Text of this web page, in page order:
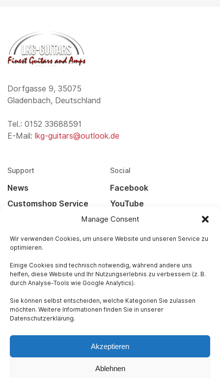
Manage Consent
Wir verwenden Cookies, um unsere Website und unseren Service zu
optimieren.
Einige Cookies sind technisch notwendig, während andere uns
helfen, diese Website und Ihr Nutzungserlebnis zu verbessern (z. B.
durch Analyse-Tools wie Google Analytics).
Sie können selbst entscheiden, welche Kategorien Sie zulassen
möchten. Weitere Informationen finden Sie in unserer
Datenschutzerklärung.
Akzeptieren
Ablehnen
Dorfgasse 9, 35075
Gladenbach, Deutschland
Tel.: 0152 33688591
E-Mail: lkg-guitars@outlook.de
Support
News
Customshop Service
Widerrufsbelehrung
Versandarten
Social
Facebook
YouTube
Instagram
Rechtliches
Datenschutz